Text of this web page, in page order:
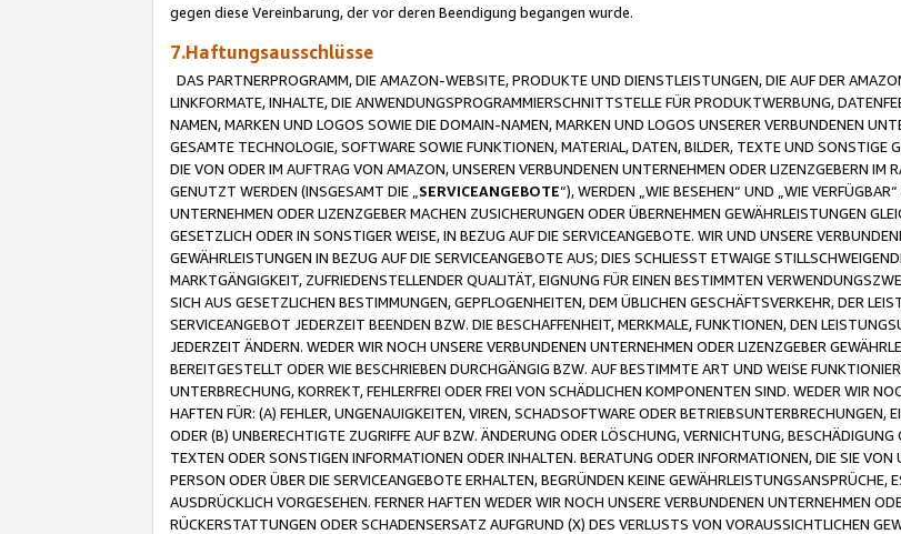
gegen diese Vereinbarung, der vor deren Beendigung begangen wurde.
7.Haftungsausschlüsse
DAS PARTNERPROGRAMM, DIE AMAZON-WEBSITE, PRODUKTE UND DIENSTLEISTUNGEN, DIE AUF DER
LINKFORMATE, INHALTE, DIE ANWENDUNGSPROGRAMMIERSCHNITTSTELLE FÜR PRODUKTWERBUNG,
NAMEN, MARKEN UND LOGOS SOWIE DIE DOMAIN-NAMEN, MARKEN UND LOGOS UNSERER VERBUNDENEN
GESAMTE TECHNOLOGIE, SOFTWARE SOWIE FUNKTIONEN, MATERIAL, DATEN, BILDER, TEXTE UND SONSTIGE
DIE VON ODER IM AUFTRAG VON AMAZON, UNSEREN VERBUNDENEN UNTERNEHMEN ODER LIZENZGEBERN IM
GENUTZT WERDEN (INSGESAMT DIE „ SERVICEANGEBOTE“), WERDEN „WIE BESEHEN“ UND „WIE
UNTERNEHMEN ODER LIZENZGEBER MACHEN ZUSICHERUNGEN ODER ÜBERNEHMEN GEWÄHRLEISTUNGEN
GESETZLICH ODER IN SONSTIGER WEISE, IN BEZUG AUF DIE SERVICEANGEBOTE. WIR UND UNSERE
GEWÄHRLEISTUNGEN IN BEZUG AUF DIE SERVICEANGEBOTE AUS; DIES SCHLIESST ETWAIGE
MARKTGÄNGIGKEIT, ZUFRIEDENSTELLENDER QUALITÄT, EIGNUNG FÜR EINEN BESTIMMTEN
SICH AUS GESETZLICHEN BESTIMMUNGEN, GEPFLOGENHEITEN, DEM ÜBLICHEN GESCHÄFTSVERKEHR, DER
SERVICEANGEBOT JEDERZEIT BEENDEN BZW. DIE BESCHAFFENHEIT, MERKMALE, FUNKTIONEN, DEN
JEDERZEIT ÄNDERN. WEDER WIR NOCH UNSERE VERBUNDENEN UNTERNEHMEN ODER LIZENZGEBER
BEREITGESTELLT ODER WIE BESCHRIEBEN DURCHGÄNGIG BZW. AUF BESTIMMTE ART UND WEISE
UNTERBRECHUNG, KORREKT, FEHLERFREI ODER FREI VON SCHÄDLICHEN KOMPONENTEN SIND. WEDER WIR
HAFTEN FÜR: (A) FEHLER, UNGENAUIGKEITEN, VIREN, SCHADSOFTWARE ODER BETRIEBSUNTERBRECHUNGEN,
ODER (B) UNBERECHTIGTE ZUGRIFFE AUF BZW. ÄNDERUNG ODER LÖSCHUNG, VERNICHTUNG,
TEXTEN ODER SONSTIGEN INFORMATIONEN ODER INHALTEN. BERATUNG ODER INFORMATIONEN, DIE SIE
PERSON ODER ÜBER DIE SERVICEANGEBOTE ERHALTEN, BEGRÜNDEN KEINE GEWÄHRLEISTUNGSANSPRÜCHE,
AUSDRÜCKLICH VORGESEHEN. FERNER HAFTEN WEDER WIR NOCH UNSERE VERBUNDENEN UNTERNEHMEN
RÜCKERSTATTUNGEN ODER SCHADENSERSATZ AUFGRUND (X) DES VERLUSTS VON VORAUSSICHTLICHEN